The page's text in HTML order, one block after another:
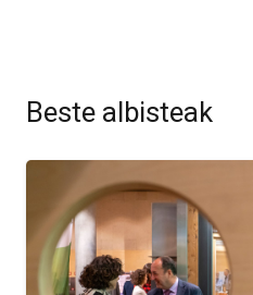
Beste albisteak